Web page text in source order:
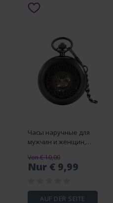
Часы наручные для
мужчин и женщин,
механические
карманные в стиле
вырезами, с
подвеской-цепочкой,
Von € 10,00
Nur € 9,99
AUF DER SEITE